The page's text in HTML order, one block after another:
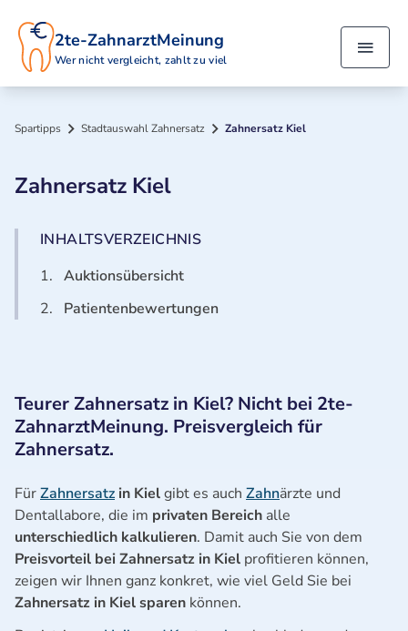
2te-ZahnarztMeinung
Wer nicht vergleicht, zahlt zu viel
Spartipps Stadtauswahl Zahnersatz Zahnersatz Kiel
Zahnersatz Kiel
INHALTSVERZEICHNIS
1. Auktionsübersicht
2.
Patientenbewertungen
Teurer Zahnersatz in Kiel? Nicht bei 2te-
ZahnarztMeinung. Preisvergleich für
Zahnersatz.
FürZahnersatz in Kielgibt es auch Zahnärzte und
Dentallabore, die im privaten Bereich alle
unterschiedlich kalkulieren. Damit auch Sie von dem
Preisvorteil bei Zahnersatz in Kiel profitieren können,
zeigen wir Ihnen ganz konkret, wie viel Geld Sie bei
Zahnersatz in Kiel sparen können.